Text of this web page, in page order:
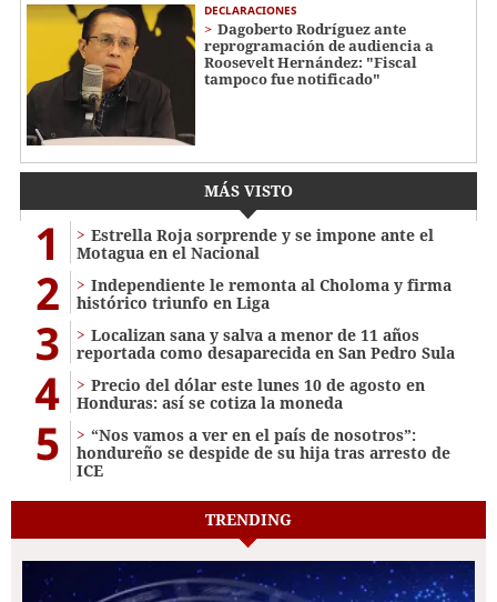
DECLARACIONES
Dagoberto Rodríguez ante
reprogramación de audiencia a
Roosevelt Hernández: "Fiscal
tampoco fue notificado"
MÁS VISTO
1
Estrella Roja sorprende y se impone ante el
Motagua en el Nacional
2
Independiente le remonta al Choloma y firma
histórico triunfo en Liga
3
Localizan sana y salva a menor de 11 años
reportada como desaparecida en San Pedro Sula
4
Precio del dólar este lunes 10 de agosto en
Honduras: así se cotiza la moneda
5
“Nos vamos a ver en el país de nosotros”:
hondureño se despide de su hija tras arresto de
ICE
TRENDING